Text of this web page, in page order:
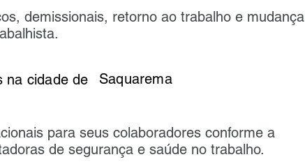
demissionais, retorno ao trabalho e mudança
ocupacionais na cidade de
Saquarema
para seus colaboradores conforme a
de segurança e saúde no trabalho.